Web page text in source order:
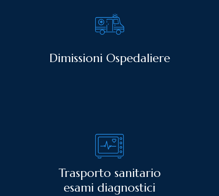
Dimissioni Ospedaliere
Trasporto sanitario
esami diagnostici